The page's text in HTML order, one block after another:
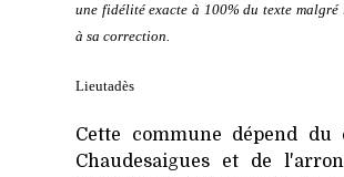
une fidélité exacte à 100% du texte
à sa correction.
Lieutadès
Cette commune dépend du
Chaudesaigues et de